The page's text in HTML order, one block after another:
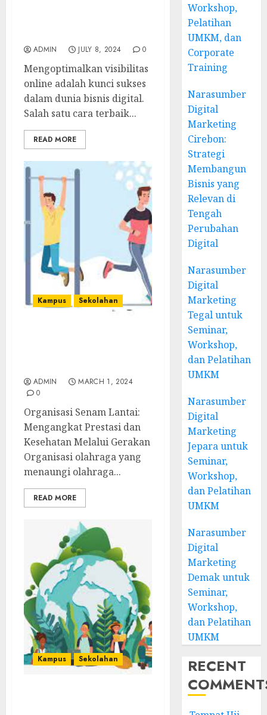
ADMIN JULY 8, 2024 0
Mengoptimalkan visibilitas
online adalah kunci sukses
dalam dunia bisnis digital.
Salah satu cara terbaik...
READ MORE
Kampus Sekolahan
ADMIN
MARCH 1, 2024
0
Organisasi Senam Lantai:
Mengangkat Prestasi dan
Kesehatan Melalui Gerakan
Organisasi olahraga yang
menaungi olahraga...
READ MORE
Kampus Sekolahan
Workshop,
Pelatihan
UMKM, dan
Corporate
Training
Narasumber
Digital
Marketing
Cirebon:
Strategi
Membangun
Bisnis yang
Relevan di
Tengah
Perubahan
Digital
Narasumber
Digital
Marketing
Tegal untuk
Seminar,
Workshop,
dan Pelatihan
UMKM
Narasumber
Digital
Marketing
Jepara untuk
Seminar,
Workshop,
dan Pelatihan
UMKM
Narasumber
Digital
Marketing
Demak untuk
Seminar,
Workshop,
dan Pelatihan
UMKM
RECENT